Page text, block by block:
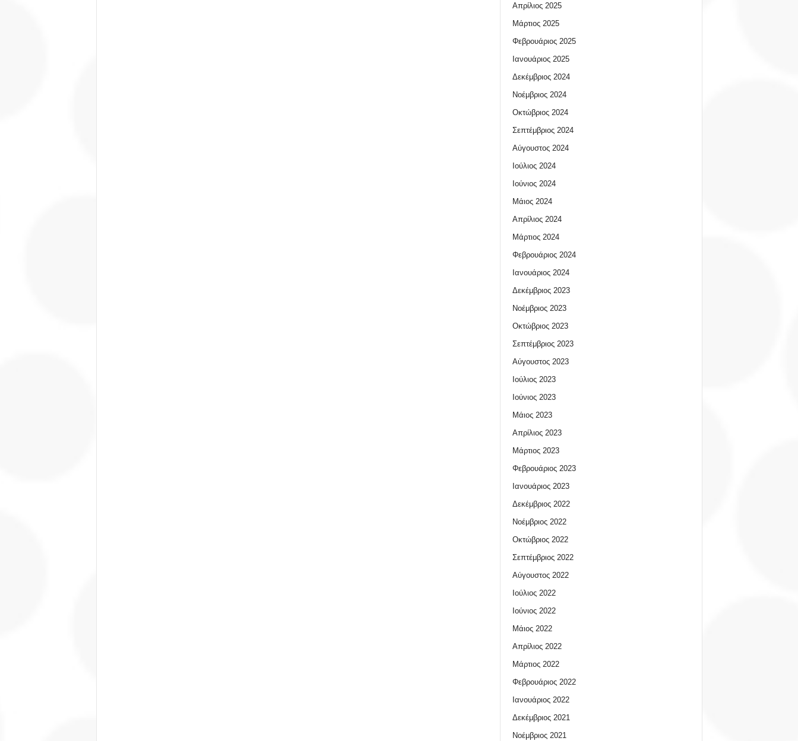
Απρίλιος 2025
Μάρτιος 2025
Φεβρουάριος 2025
Ιανουάριος 2025
Δεκέμβριος 2024
Νοέμβριος 2024
Οκτώβριος 2024
Σεπτέμβριος 2024
Αύγουστος 2024
Ιούλιος 2024
Ιούνιος 2024
Μάιος 2024
Απρίλιος 2024
Μάρτιος 2024
Φεβρουάριος 2024
Ιανουάριος 2024
Δεκέμβριος 2023
Νοέμβριος 2023
Οκτώβριος 2023
Σεπτέμβριος 2023
Αύγουστος 2023
Ιούλιος 2023
Ιούνιος 2023
Μάιος 2023
Απρίλιος 2023
Μάρτιος 2023
Φεβρουάριος 2023
Ιανουάριος 2023
Δεκέμβριος 2022
Νοέμβριος 2022
Οκτώβριος 2022
Σεπτέμβριος 2022
Αύγουστος 2022
Ιούλιος 2022
Ιούνιος 2022
Μάιος 2022
Απρίλιος 2022
Μάρτιος 2022
Φεβρουάριος 2022
Ιανουάριος 2022
Δεκέμβριος 2021
Νοέμβριος 2021